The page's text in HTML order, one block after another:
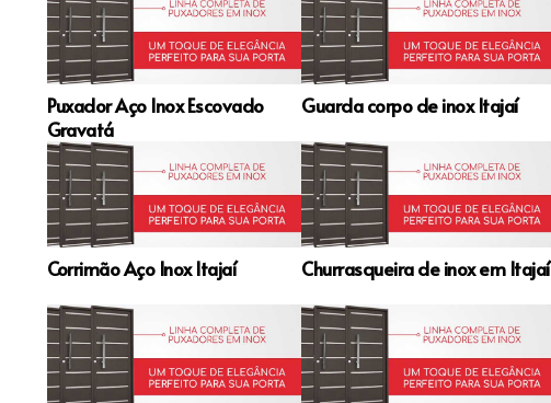
Puxador Aço Inox Escovado
Gravatá
Guarda corpo de inox Itajaí
Corrimão Aço Inox Itajaí Churrasqueira de inox em Itajaí